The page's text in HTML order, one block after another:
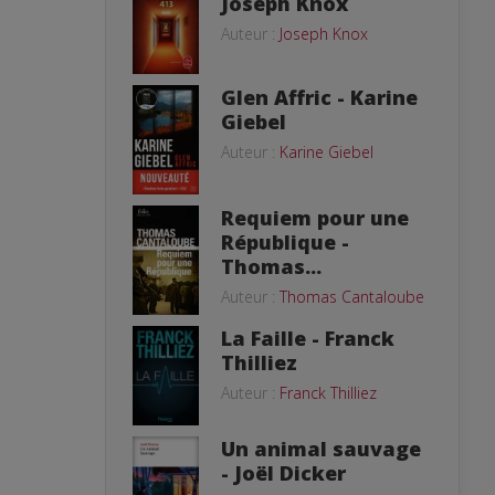
Auteur : Joseph Knox
Glen Affric - Karine
Giebel
Auteur : Karine Giebel
Requiem pour une
République -
Thomas...
Auteur : Thomas Cantaloube
La Faille - Franck
Thilliez
Auteur : Franck Thilliez
Un animal sauvage
- Joël Dicker